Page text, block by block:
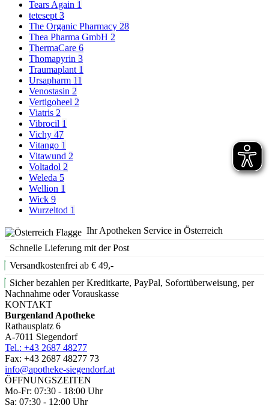
Tears Again 1
tetesept 3
The Organic Pharmacy 28
Thea Pharma GmbH 2
ThermaCare 6
Thomapyrin 3
Traumaplant 1
Ursapharm 11
Venostasin 2
Vertigoheel 2
Viatris 2
Vibrocil 1
Vichy 47
Vitango 1
Vitawund 2
Voltadol 2
Weleda 5
Wellion 1
Wick 9
Wurzeltod 1
Ihr Apotheken Service in Österreich
Schnelle Lieferung mit der Post
Versandkostenfrei ab € 49,-
Sicher bezahlen per Kreditkarte, PayPal, Sofortüberweisung, per
Nachnahme oder Vorauskasse
KONTAKT
Burgenland Apotheke
Rathausplatz 6
A-7011 Siegendorf
Tel.: +43 2687 48277
Fax: +43 2687 48277 73
info@apotheke-siegendorf.at
ÖFFNUNGSZEITEN
Mo-Fr: 07:30 - 18:00 Uhr
Sa: 07:30 - 12:00 Uhr